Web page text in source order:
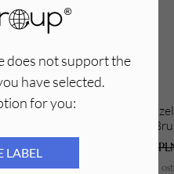
does not support the
have selected.
for you:
LABEL
Idealnie wyprofilowana
wykonywania manicure.
ONYX
PLN
Aba Group
Nail Art Line
Najniższa cena z